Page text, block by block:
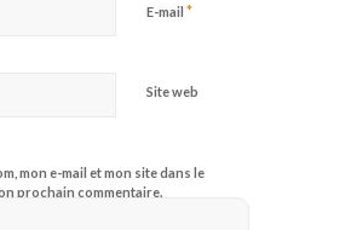
E-mail *
Site web
mon e-mail et mon site dans le
prochain commentaire.